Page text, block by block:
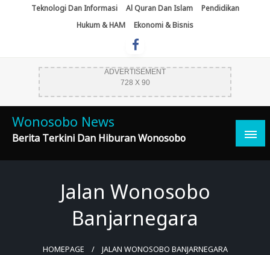
Teknologi Dan Informasi Al Quran Dan Islam
Pendidikan
Hukum & HAM
Ekonomi & Bisnis
ADVERTISEMENT
728 X 90
Wonosobo News
Berita Terkini Dan Hiburan Wonosobo
Jalan Wonosobo
Banjarnegara
HOMEPAGE JALAN WONOSOBO BANJARNEGARA